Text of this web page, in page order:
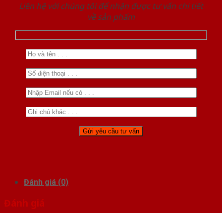
Liên hệ với chúng tôi để nhận được tư vấn chi tiết
về sản phẩm
Đánh giá (0)
Đánh giá